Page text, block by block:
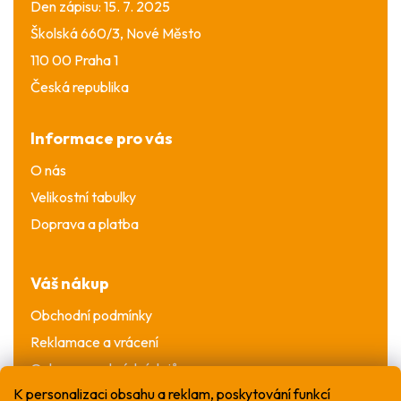
K personalizaci obsahu a reklam, poskytování funkcí
Den zápisu: 15. 7. 2025
Školská 660/3, Nové Město
110 00 Praha 1
Česká republika
Informace pro vás
O nás
Velikostní tabulky
Doprava a platba
Váš nákup
Obchodní podmínky
Reklamace a vrácení
Ochrana osobních údajů